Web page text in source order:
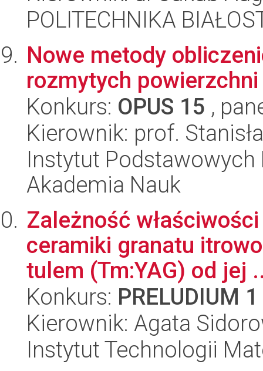
POLITECHNIKA
Nowe metody
rozmytych powierzchni
Konkurs: OPUS 15 ,
Kierownik: prof.
Instytut
Akademia Nauk
Zależność
ceramiki granatu
tulem (Tm:YAG) od jej
Konkurs: PRELUDIUM 1
Kierownik: Agata
Instytut Technologii